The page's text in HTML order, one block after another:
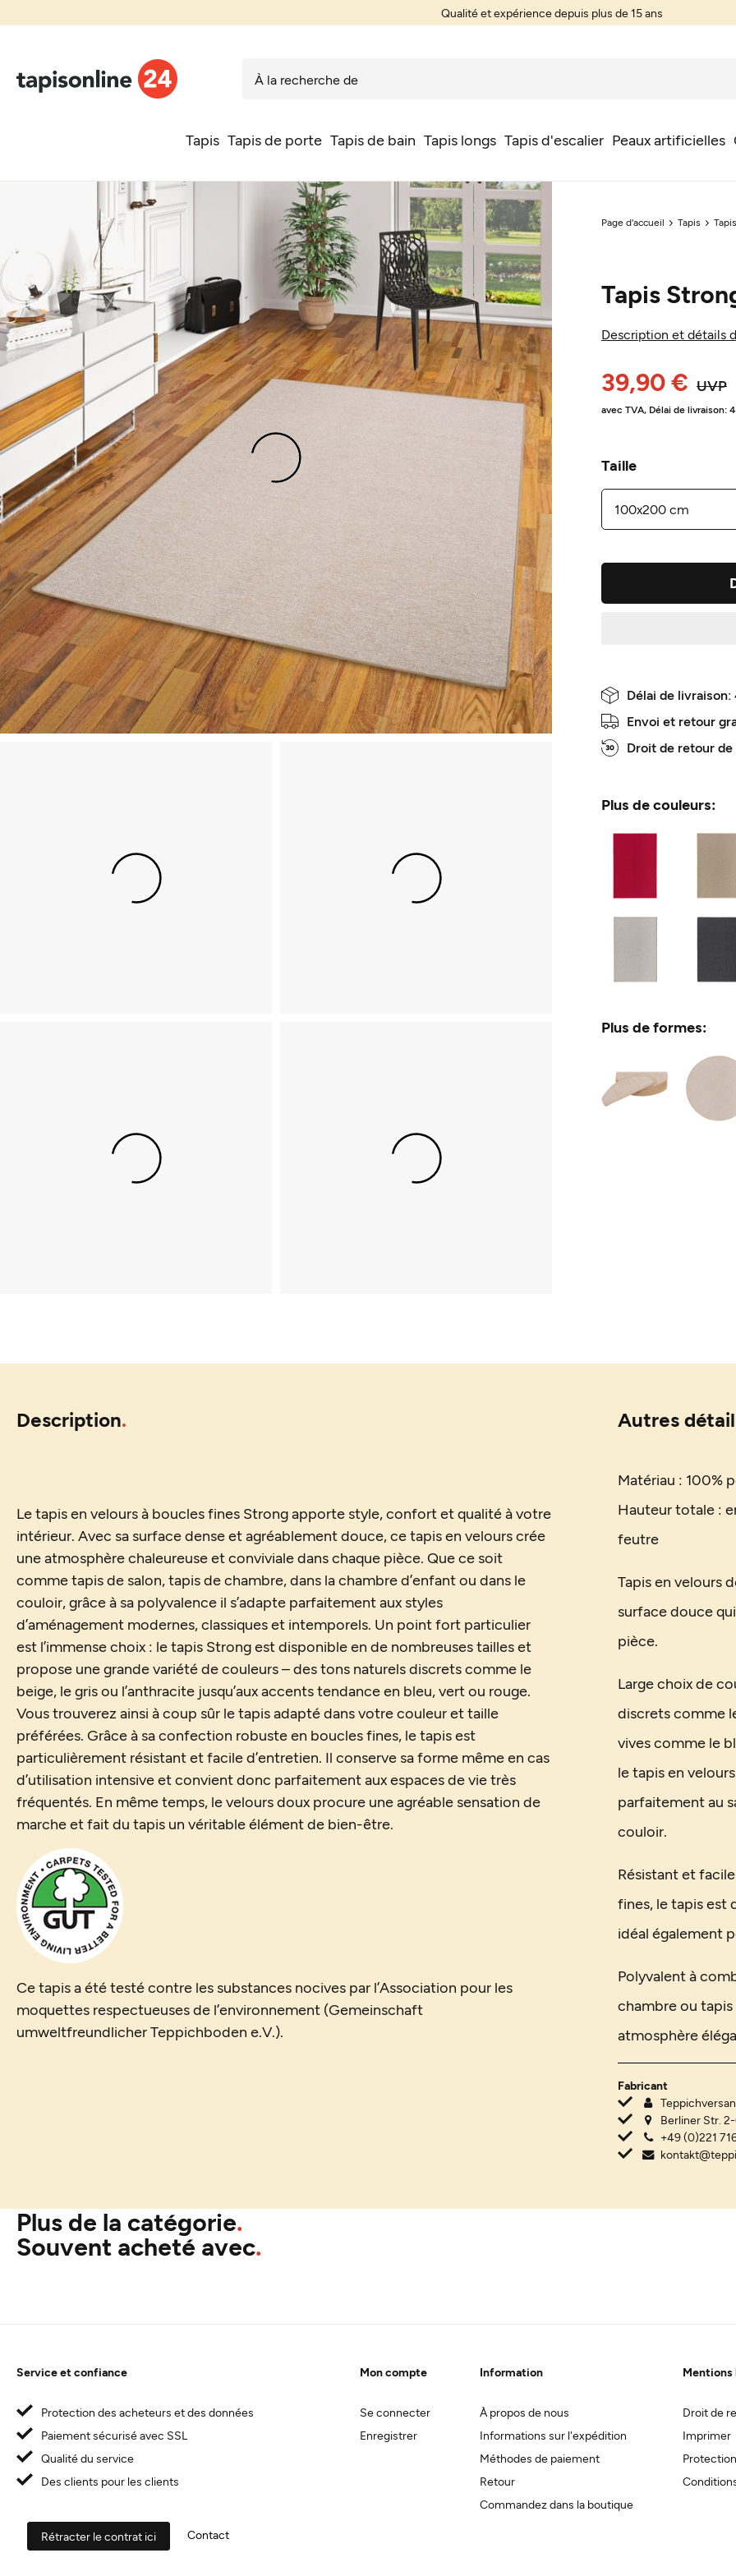
Qualité et expérience depuis plus de 15 ans
Tapis Tapis de porte Tapis de bain Tapis longs Tapis d'escalier Peaux artificielles
Page d'accueil Tapis
Tapis
Description et détails
39,90 € UVP
avec TVA, Délai de livraison:
Taille
Délai de
Envoi et retour
Droit de retour
Plus de couleurs:
Plus de formes:
Description
Le tapis en velours à boucles fines Strong apporte style, confort et qualité à votre
intérieur. Avec sa surface dense et agréablement douce, ce tapis en velours crée
une atmosphère chaleureuse et conviviale dans chaque pièce. Que ce soit
comme tapis de salon, tapis de chambre, dans la chambre d’enfant ou dans le
couloir, grâce à sa polyvalence il s’adapte parfaitement aux styles
d’aménagement modernes, classiques et intemporels. Un point fort particulier
est l’immense choix : le tapis Strong est disponible en de nombreuses tailles et
propose une grande variété de couleurs – des tons naturels discrets comme le
beige, le gris ou l’anthracite jusqu’aux accents tendance en bleu, vert ou rouge.
Vous trouverez ainsi à coup sûr le tapis adapté dans votre couleur et taille
préférées. Grâce à sa confection robuste en boucles fines, le tapis est
particulièrement résistant et facile d’entretien. Il conserve sa forme même en cas
d’utilisation intensive et convient donc parfaitement aux espaces de vie très
fréquentés. En même temps, le velours doux procure une agréable sensation de
marche et fait du tapis un véritable élément de bien-être.
Ce tapis a été testé contre les substances nocives par l’Association pour les
moquettes respectueuses de l’environnement (Gemeinschaft
umweltfreundlicher Teppichboden e.V.).
Autres
Matériau : 100%
Hauteur totale :
feutre
Tapis en velours
surface douce
pièce.
Large choix de
discrets comme
vives comme le
le tapis en
parfaitement au
couloir.
Résistant et
fines, le tapis est
idéal également
Polyvalent à
chambre ou
atmosphère
Fabricant
Berliner Str.
+49 (0)221
Plus de la catégorie
Souvent acheté avec
Mon compte
Se connecter
Enregistrer
Information
À propos de nous
Informations sur l'expédition
Méthodes de paiement
Retour
Commandez dans la boutique
Mentions
Droit de
Imprimer
Service et confiance
Protection des acheteurs et des données
Paiement sécurisé avec SSL
Qualité du service
Des clients pour les clients
Rétracter le contrat ici Contact